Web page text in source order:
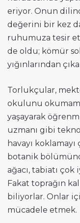
eriyor. Onun
değerini bir kez
ruhumuza tesir
de oldu; kömür
yığınlarından
Torlukçular,
okulunu
yaşayarak
uzmanı gibi
havayı
botanik
ağacı, tabiatı çok
Fakat toprağın
biliyorlar. Onlar
mücadele etmek.